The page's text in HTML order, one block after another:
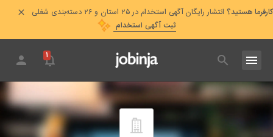
کارفرما هستید؟ انتشار رایگان آگهی استخدام در ۲۵ استان و ۲۶ دسته‌بندی شغلی
ثبت آگهی استخدام
۱